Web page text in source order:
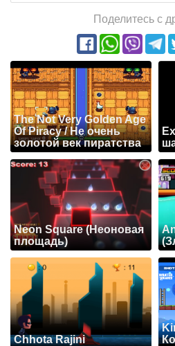
Поделитесь с
The Not Very Golden Age
Of Piracy / Не очень
золотой век пиратства
Neon Square (Неоновая
площадь)
Chhota Rajini